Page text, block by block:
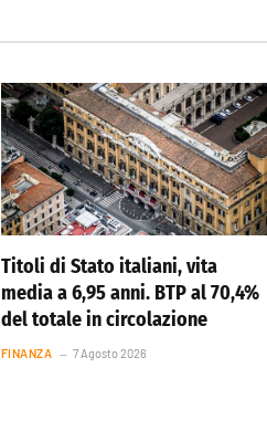
Titoli di Stato italiani, vita
media a 6,95 anni. BTP al 70,4%
del totale in circolazione
FINANZA 7 Agosto 2026